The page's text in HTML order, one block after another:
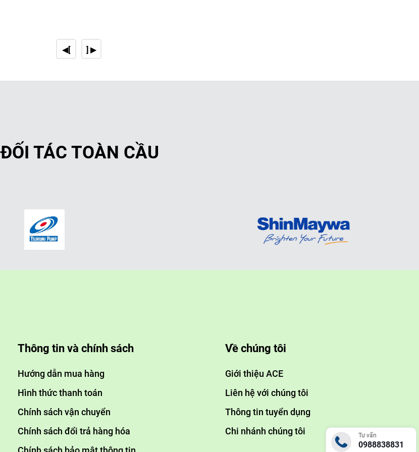
◀[
] ▶
ĐỐI TÁC TOÀN CẦU
Thông tin và chính sách
Hướng dẫn mua hàng
Hình thức thanh toán
Chính sách vận chuyển
Chính sách đổi trả hàng hóa
Về chúng tôi
Giới thiệu ACE
Liên hệ với chúng tôi
Thông tin tuyển dụng
Chi nhánh chúng tôi
Tư vấn
0988838831